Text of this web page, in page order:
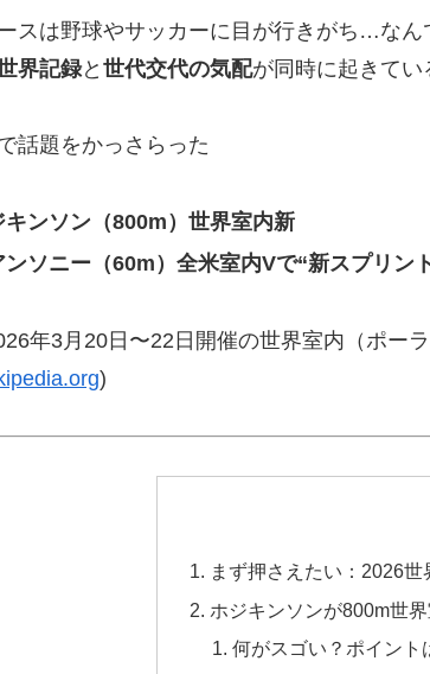
スは野球やサッカーに目が行きがち…なん
界記録と 世代交代の気配が同時に起きてい
話題をかっさらった
ンソン（800m）世界室内新
ンソニー（60m）全米室内Vで“新スプリン
年3月20日〜22日開催の世界室内（ポー
)
まず押さえたい：2026
ホジキンソンが800m世
何がスゴい？ポイント